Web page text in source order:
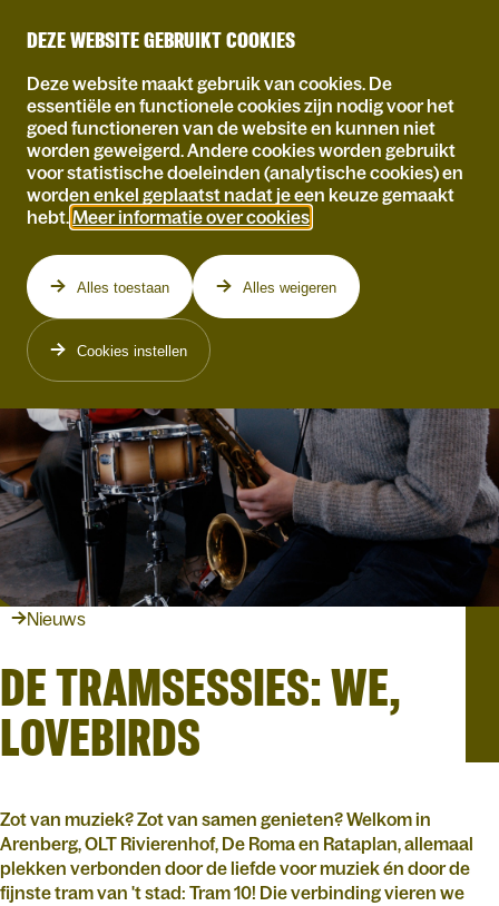
DEZE WEBSITE GEBRUIKT COOKIES
Deze website maakt gebruik van cookies. De
essentiële en functionele cookies zijn nodig voor het
goed functioneren van de website en kunnen niet
worden geweigerd. Andere cookies worden gebruikt
voor statistische doeleinden (analytische cookies) en
worden enkel geplaatst nadat je een keuze gemaakt
hebt. Meer informatie over cookies
Alles toestaan Alles weigeren
Cookies instellen
Nieuws
DE TRAMSESSIES: WE,
LOVEBIRDS
Zot van muziek? Zot van samen genieten? Welkom in
Arenberg, OLT Rivierenhof, De Roma en Rataplan, allemaal
plekken verbonden door de liefde voor muziek én door de
fijnste tram van 't stad: Tram 10! Die verbinding vieren we